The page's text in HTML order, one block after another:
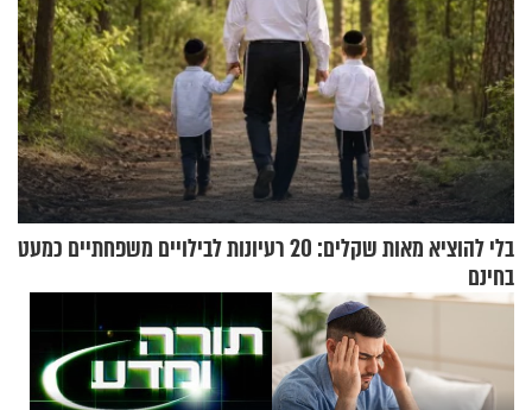
בלי להוציא מאות שקלים: 20 רעיונות לבילויים משפחתיים כמעט
בחינם